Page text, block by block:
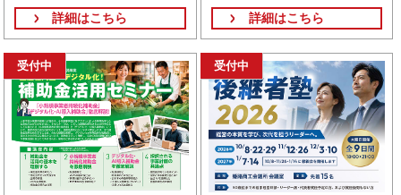
詳細はこちら 詳細はこちら
受付中 受付中